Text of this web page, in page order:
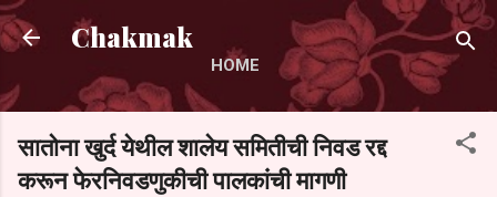
Skip to main content
Chakmak
HOME
सातोना खुर्द येथील शालेय समितीची निवड रद्द
करून फेरनिवडणुकीची पालकांची मागणी